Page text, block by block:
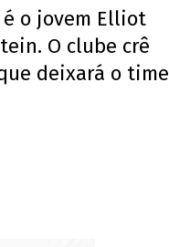
o jovem Elliot
O clube crê
deixará o time